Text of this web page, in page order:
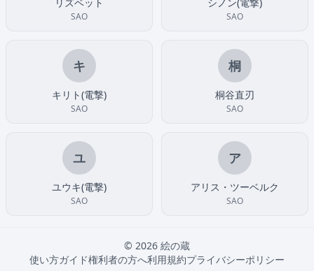
SAO SAO
キ
キリト(電撃)
SAO
桐
桐谷直刃
SAO
ユ
ユウキ(電撃)
SAO
ア
アリス・ツーベルク
SAO
© 2026 絵の蔵
使い方ガイド権利者の方へ利用規約プライバシーポリシー